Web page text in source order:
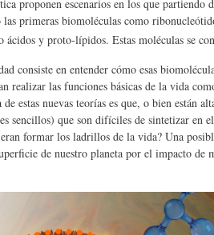
proponen escenarios en los que
primeras biomoléculas como
y proto-lípidos. Estas moléculas se
consiste en entender cómo esas
realizar las funciones básicas de la vida
estas nuevas teorías es que, o bien están
sencillos) que son difíciles de sintetizar
formar los ladrillos de la vida? Una
de nuestro planeta por el impacto de